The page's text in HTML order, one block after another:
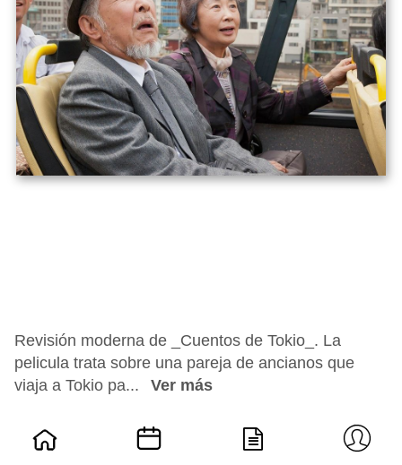
Revisión moderna de _Cuentos de Tokio_. La
pelicula trata sobre una pareja de ancianos que
viaja a Tokio pa...
Ver más